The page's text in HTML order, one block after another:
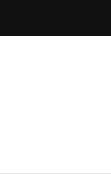
con famosos,